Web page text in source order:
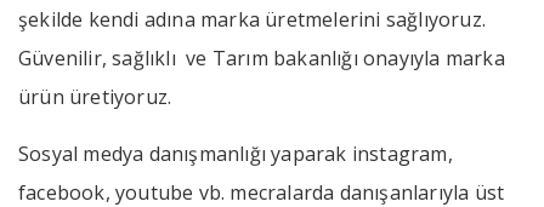
şekilde kendi adına marka üretmelerini sağlıyoruz.
Güvenilir, sağlıklı ve Tarım bakanlığı onayıyla marka
ürün üretiyoruz.
Sosyal medya danışmanlığı yaparak instagram,
facebook, youtube vb. mecralarda danışanlarıyla üst